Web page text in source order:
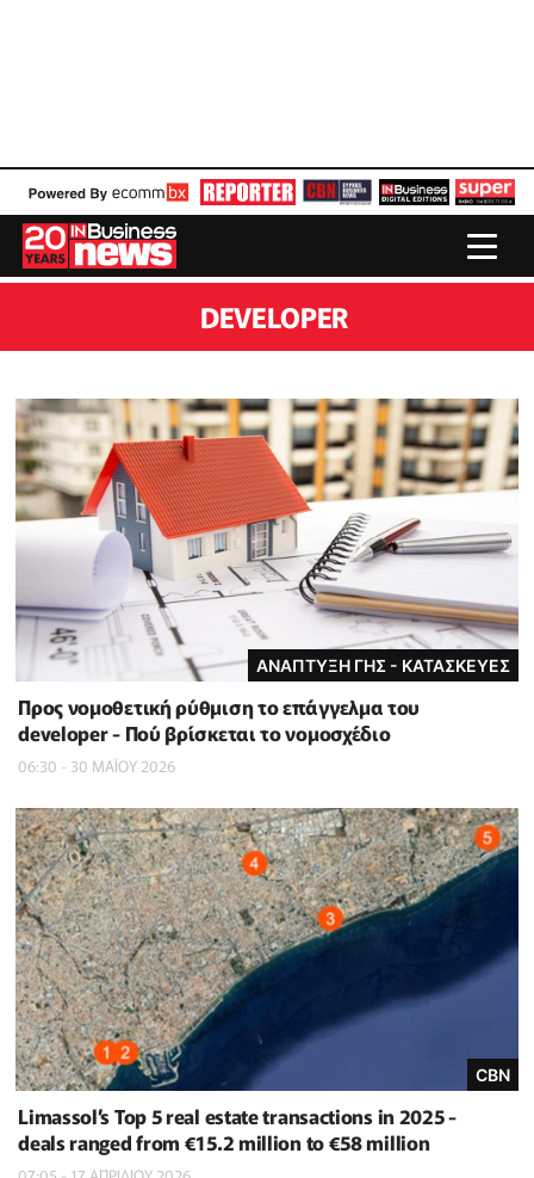
DEVELOPER
ΑΝΑΠΤΥΞΗ ΓΗΣ - ΚΑΤΑΣΚΕΥΕΣ
Προς νομοθετική ρύθμιση το επάγγελμα του
developer - Πού βρίσκεται το νομοσχέδιο
06:30 - 30 ΜΑΪ́ΟΥ 2026
CBN
Limassol’s Top 5 real estate transactions in 2025 -
deals ranged from €15.2 million to €58 million